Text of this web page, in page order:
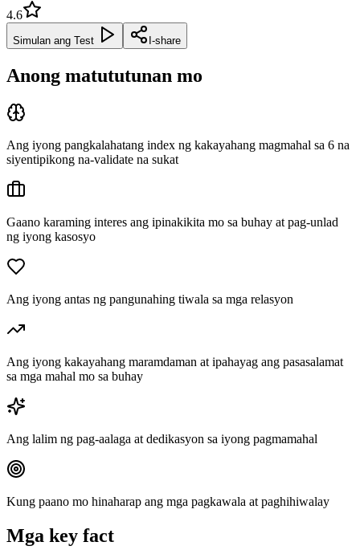
4.6
Simulan ang Test I-share
Anong matututunan mo
Ang iyong pangkalahatang index ng kakayahang magmahal sa 6 na
siyentipikong na-validate na sukat
Gaano karaming interes ang ipinakikita mo sa buhay at pag-unlad
ng iyong kasosyo
Ang iyong antas ng pangunahing tiwala sa mga relasyon
Ang iyong kakayahang maramdaman at ipahayag ang pasasalamat
sa mga mahal mo sa buhay
Ang lalim ng pag-aalaga at dedikasyon sa iyong pagmamahal
Kung paano mo hinaharap ang mga pagkawala at paghihiwalay
Mga key fact